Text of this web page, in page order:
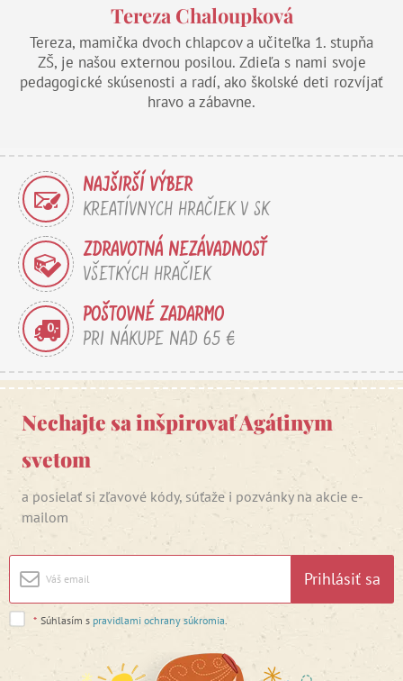
Tereza Chaloupková
Tereza, mamička dvoch chlapcov a učiteľka 1. stupňa
ZŠ, je našou externou posilou. Zdieľa s nami svoje
pedagogické skúsenosti a radí, ako školské deti rozvíjať
hravo a zábavne.
NAJŠIRŠÍ VÝBER
KREATÍVNYCH HRAČIEK V SK
ZDRAVOTNÁ NEZÁVADNOSŤ
VŠETKÝCH HRAČIEK
POŠTOVNÉ ZADARMO
PRI NÁKUPE NAD 65 €
Nechajte sa inšpirovať Agátinym
svetom
a posielať si zľavové kódy, súťaže i pozvánky na akcie e-
mailom
Prihlásiť sa
* Súhlasím s pravidlami ochrany súkromia